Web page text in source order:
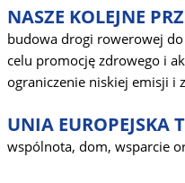
NASZE KOLEJNE
budowa drogi rowerowej do
celu promocję zdrowego i
ograniczenie niskiej emisji i
UNIA EUROPEJSKA
wspólnota, dom, wsparcie